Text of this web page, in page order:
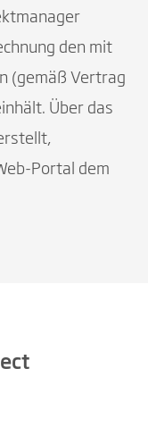
den mit
(gemäß Vertrag
Über das
Portal dem